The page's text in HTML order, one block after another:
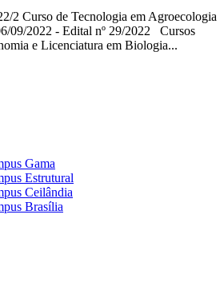
2 Curso de Tecnologia em Agroecologia
09/2022 - Edital nº 29/2022 Cursos
e Licenciatura em Biologia...
Gama
Estrutural
Ceilândia
Brasília